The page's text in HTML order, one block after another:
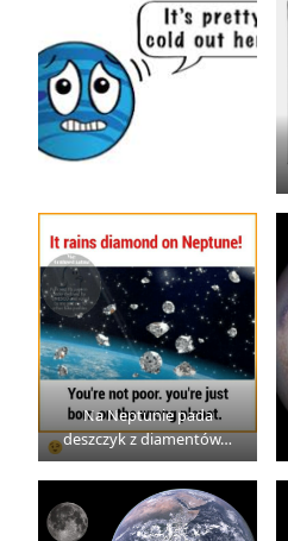
Na Neptunie pada
deszczyk z diamentów…